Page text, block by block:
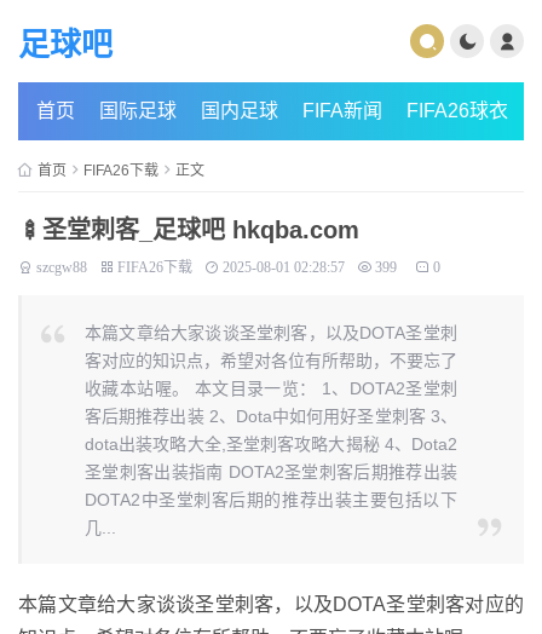
足球吧
首页 国际足球 国内足球 FIFA新闻 FIFA26球衣
首页 FIFA26下载 正文
🍢圣堂刺客_足球吧 hkqba.com
szcgw88 FIFA26下载 2025-08-01 02:28:57 399 0
本篇文章给大家谈谈圣堂刺客，以及DOTA圣堂刺
客对应的知识点，希望对各位有所帮助，不要忘了
收藏本站喔。 本文目录一览： 1、DOTA2圣堂刺
客后期推荐出装 2、Dota中如何用好圣堂刺客 3、
dota出装攻略大全,圣堂刺客攻略大揭秘 4、Dota2
圣堂刺客出装指南 DOTA2圣堂刺客后期推荐出装
DOTA2中圣堂刺客后期的推荐出装主要包括以下
几...
本篇文章给大家谈谈圣堂刺客，以及DOTA圣堂刺客对应的